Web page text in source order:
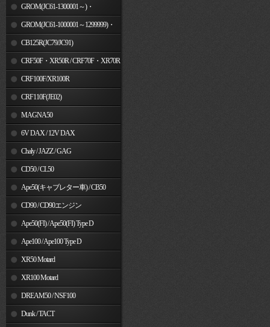
GROM(JC61-1300001～)・
MSX125SF
GROM(JC61-1000001～1299999)・
MSX125CB125R(JC79/JC91)
CRF50F・XR50R / CRF70F・XR70R
CRF100F/XR100R
CRF110F(JE02)
MAGNA50
6V DAX / 12V DAX
Chaly / JAZZ / GAG
CD50 / CL50
Ape50(キャブレター車) / CB50
CD90 / CD90エンジン
Ape50(FI) / Ape50(FI) Type D
Ape100 / Ape100 Type D
XR50 Motard
XR100 Motard
DREAM50 / NSF100
Dunk / TACT